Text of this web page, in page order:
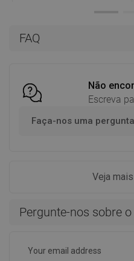
FAQ
Não
Escreva
Faça-nos uma pergunta
Veja
Pergunte-nos sobre